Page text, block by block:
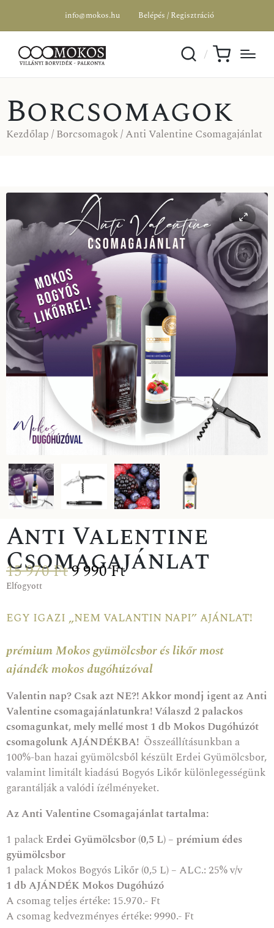
info@mokos.hu Belépés / Regisztráció
Borcsomagok
Kezdőlap/Borcsomagok/ Anti Valentine Csomagajánlat
Anti Valentine
Csomagajánlat
15 970Ft9 990Ft
Elfogyott
egy igazi „nem valantin napi” ajánlat!
prémium Mokos gyümölcsbor és likőr most
ajándék mokos dugóhúzóval
Valentin nap? Csak azt NE?! Akkor mondj igent az Anti
Valentine csomagajánlatunkra! Válaszd 2 palackos
csomagunkat, mely mellé most 1 db Mokos Dugóhúzót
csomagolunk AJÁNDÉKBA! Összeállításunkban a
100%-ban hazai gyümölcsből készült Erdei Gyümölcsbor,
valamint limitált kiadású Bogyós Likőr különlegességünk
garantálják a valódi ízélményeket.
Az Anti Valentine Csomagajánlat tartalma:
1 palackErdei Gyümölcsbor (0,5 L) – prémium édes
gyümölcsbor
1 palack Mokos Bogyós Likőr (0,5 L) – ALC.: 25% v/v
1 db AJÁNDÉKMokos Dugóhúzó
A csomag teljes értéke: 15.970.- Ft
A csomag kedvezményes értéke: 9990.- Ft